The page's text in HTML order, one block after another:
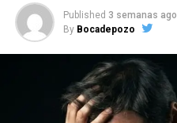
Published 3 semanas ago
By Bocadepozo